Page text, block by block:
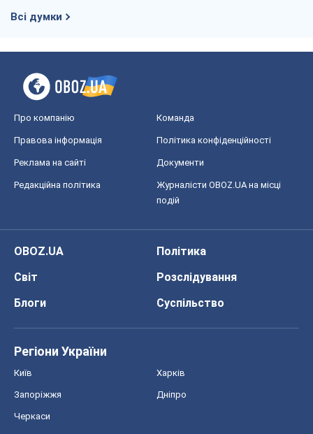
Всі думки
Про компанію Команда
Правова інформація Політика конфіденційності
Реклама на сайті Документи
Редакційна політика
Журналісти OBOZ.UA на місці
подій
OBOZ.UA
Політика
Світ
Розслідування
Блоги
Суспільство
Регіони України
Київ Харків
Запоріжжя Дніпро
Черкаси